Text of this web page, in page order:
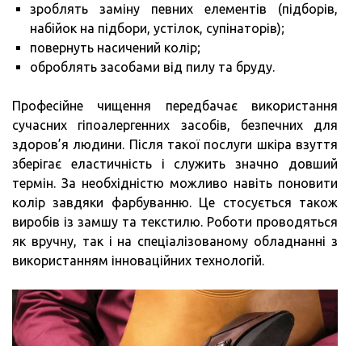
зроблять заміну певних елементів (підборів,
набійок на підбори, устілок, супінаторів);
повернуть насичений колір;
оброблять засобами від пилу та бруду.
Професійне чищення передбачає використання
сучасних гіпоалергенних засобів, безпечних для
здоров’я людини. Після такої послуги шкіра взуття
зберігає еластичність і служить значно довший
термін. За необхідністю можливо навіть поновити
колір завдяки фарбуванню. Це стосується також
виробів із замшу та текстилю. Роботи проводяться
як вручну, так і на спеціалізованому обладнанні з
використанням інноваційних технологій.